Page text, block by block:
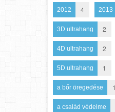
2012 4 2013
3D ultrahang 2
4D ultrahang 2
5D ultrahang 1
a bőr öregedése 1
a család védelme